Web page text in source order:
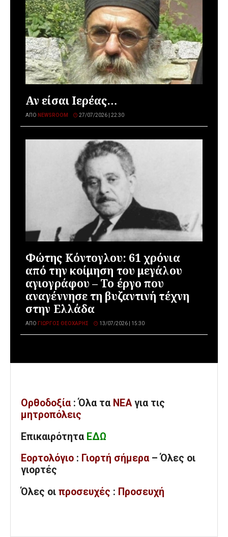
Αν είσαι Ιερέας…
ΑΠΌ NEWSROOM 27/07/2026 | 22:30
Φώτης Κόντογλου: 61 χρόνια
από την κοίμηση του μεγάλου
αγιογράφου – Το έργο που
αναγέννησε τη βυζαντινή τέχνη
στην Ελλάδα
ΑΠΌ ΓΙΏΡΓΟΣ ΘΕΟΧΆΡΗΣ 13/07/2026 | 15:30
Ορθοδοξία : Όλα τα ΝΕΑ για τις
μητροπόλεις
Επικαιρότητα ΕΔΩ
Εορτολόγιο : Γιορτή σήμερα – Όλες οι
γιορτές
Όλες οι προσευχές : Προσευχή